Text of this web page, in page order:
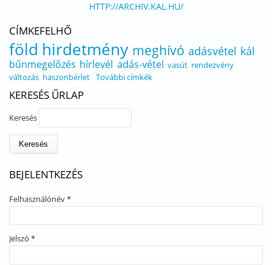
HTTP://ARCHIV.KAL.HU/
CÍMKEFELHŐ
föld hirdetmény meghívó adásvétel kál
bűnmegelőzés hírlevél adás-vétel vasút rendezvény
változás haszonbérlet További címkék
KERESÉS ŰRLAP
Keresés
BEJELENTKEZÉS
Felhasználónév*
Jelszó *